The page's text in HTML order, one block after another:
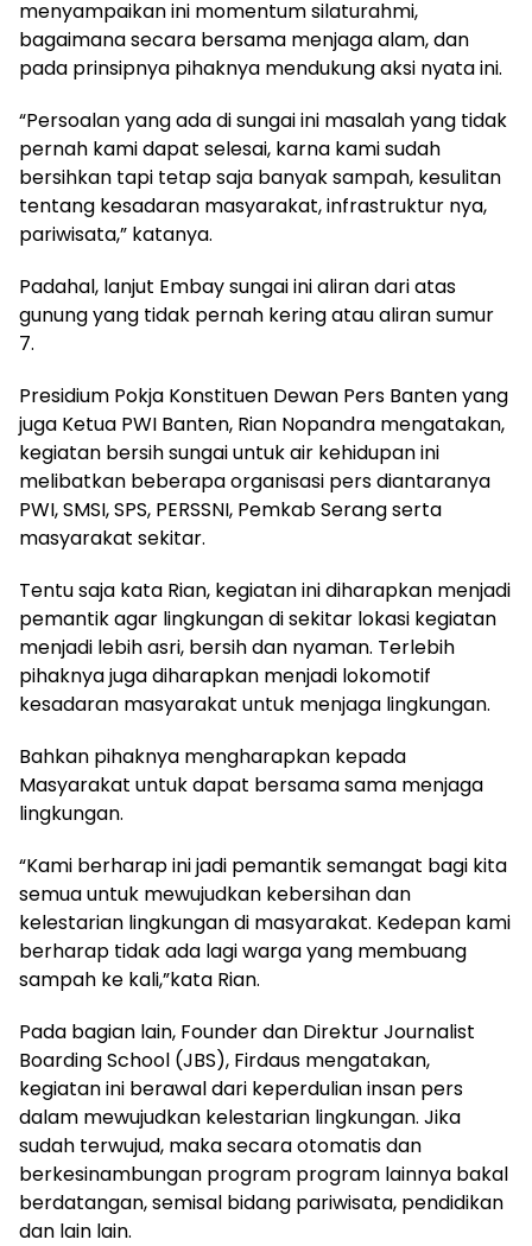
menyampaikan ini momentum silaturahmi,
bagaimana secara bersama menjaga alam, dan
pada prinsipnya pihaknya mendukung aksi nyata ini.
“Persoalan yang ada di sungai ini masalah yang tidak
pernah kami dapat selesai, karna kami sudah
bersihkan tapi tetap saja banyak sampah, kesulitan
tentang kesadaran masyarakat, infrastruktur nya,
pariwisata,” katanya.
Padahal, lanjut Embay sungai ini aliran dari atas
gunung yang tidak pernah kering atau aliran sumur
7.
Presidium Pokja Konstituen Dewan Pers Banten yang
juga Ketua PWI Banten, Rian Nopandra mengatakan,
kegiatan bersih sungai untuk air kehidupan ini
melibatkan beberapa organisasi pers diantaranya
PWI, SMSI, SPS, PERSSNI, Pemkab Serang serta
masyarakat sekitar.
Tentu saja kata Rian, kegiatan ini diharapkan menjadi
pemantik agar lingkungan di sekitar lokasi kegiatan
menjadi lebih asri, bersih dan nyaman. Terlebih
pihaknya juga diharapkan menjadi lokomotif
kesadaran masyarakat untuk menjaga lingkungan.
Bahkan pihaknya mengharapkan kepada
Masyarakat untuk dapat bersama sama menjaga
lingkungan.
“Kami berharap ini jadi pemantik semangat bagi kita
semua untuk mewujudkan kebersihan dan
kelestarian lingkungan di masyarakat. Kedepan kami
berharap tidak ada lagi warga yang membuang
sampah ke kali,”kata Rian.
Pada bagian lain, Founder dan Direktur Journalist
Boarding School (JBS), Firdaus mengatakan,
kegiatan ini berawal dari keperdulian insan pers
dalam mewujudkan kelestarian lingkungan. Jika
sudah terwujud, maka secara otomatis dan
berkesinambungan program program lainnya bakal
berdatangan, semisal bidang pariwisata, pendidikan
dan lain lain.